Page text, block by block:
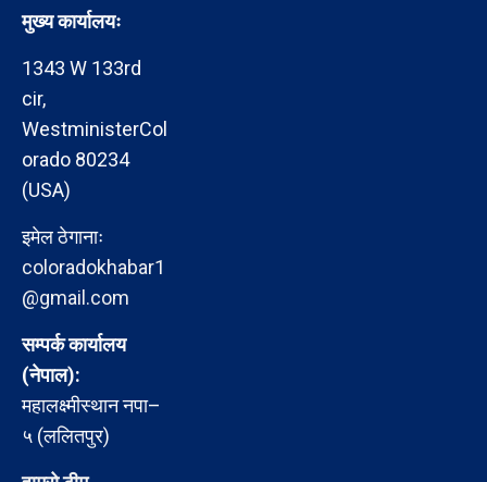
मुख्य कार्यालयः
1343 W 133rd
cir,
WestministerCol
orado 80234
(USA)
इमेल ठेगानाः
coloradokhabar1
@gmail.com
सम्पर्क कार्यालय
(नेपाल):
महालक्ष्मीस्थान नपा–
५ (ललितपुर)